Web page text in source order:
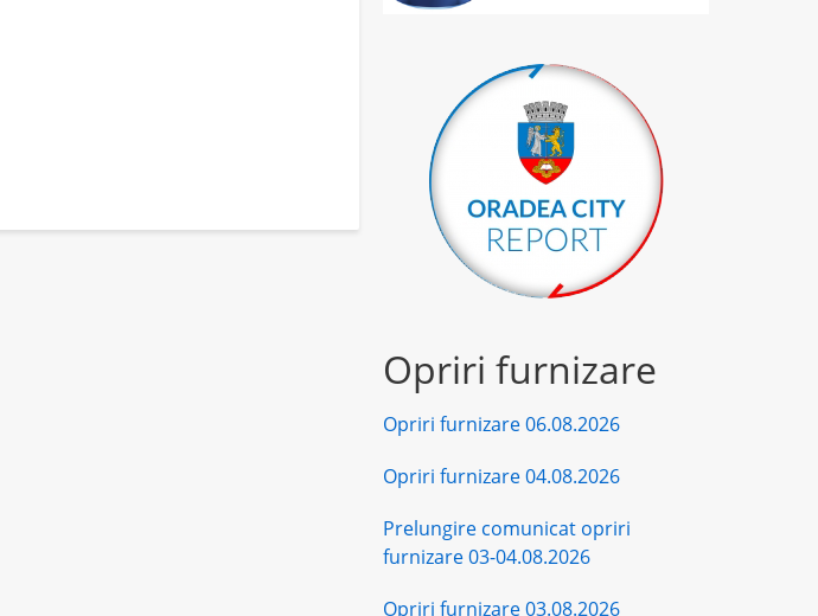
Opriri furnizare
Opriri furnizare 06.08.2026
Opriri furnizare 04.08.2026
Prelungire comunicat opriri
furnizare 03-04.08.2026
Opriri furnizare 03.08.2026